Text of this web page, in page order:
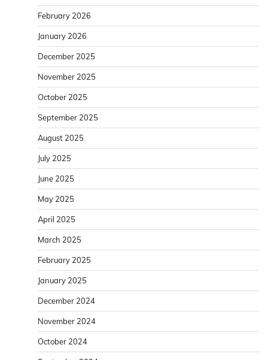
February 2026
January 2026
December 2025
November 2025
October 2025
September 2025
August 2025
July 2025
June 2025
May 2025
April 2025
March 2025
February 2025
January 2025
December 2024
November 2024
October 2024